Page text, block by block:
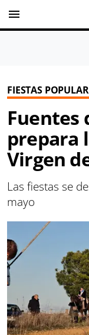
menu
FIESTAS
Fuentes
prepara
Virgen
Las fiestas se
mayo